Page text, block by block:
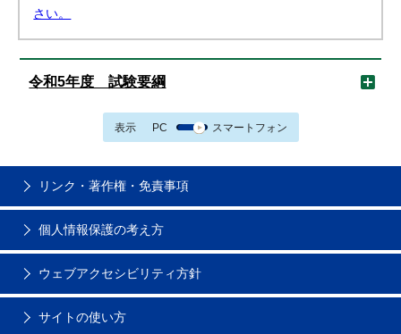
さい。
令和5年度 試験要綱
表示 PC スマートフォン
リンク・著作権・免責事項
個人情報保護の考え方
ウェブアクセシビリティ方針
サイトの使い方